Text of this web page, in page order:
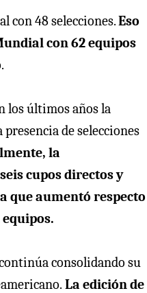
con 48 selecciones.Eso
con 62 equipos
los últimos años la
de selecciones
la
cupos directos y
que aumentó respecto
consolidando su
La edición de